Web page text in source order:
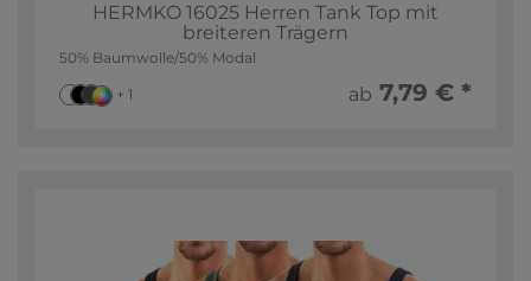
HERMKO 16025 Herren Tank Top mit
breiteren Trägern
50% Baumwolle/50% Modal
+ 1 ab 7,79 € *